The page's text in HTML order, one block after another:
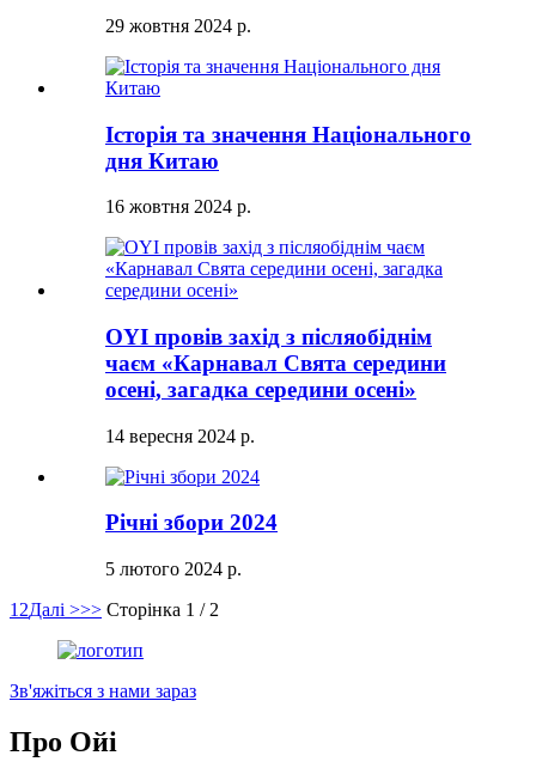
29 жовтня 2024 р.
Історія та значення Національного
дня Китаю
16 жовтня 2024 р.
OYI провів захід з післяобіднім
чаєм «Карнавал Свята середини
осені, загадка середини осені»
14 вересня 2024 р.
Річні збори 2024
5 лютого 2024 р.
1 2Далі >>> Сторінка 1 / 2
Зв'яжіться з нами зараз
Про Ойі